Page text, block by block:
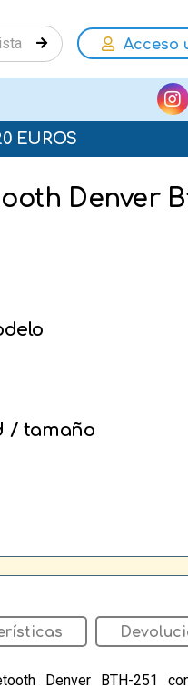
Acceso
EUROS
Denver
/ tamaño
Denver BTH-251